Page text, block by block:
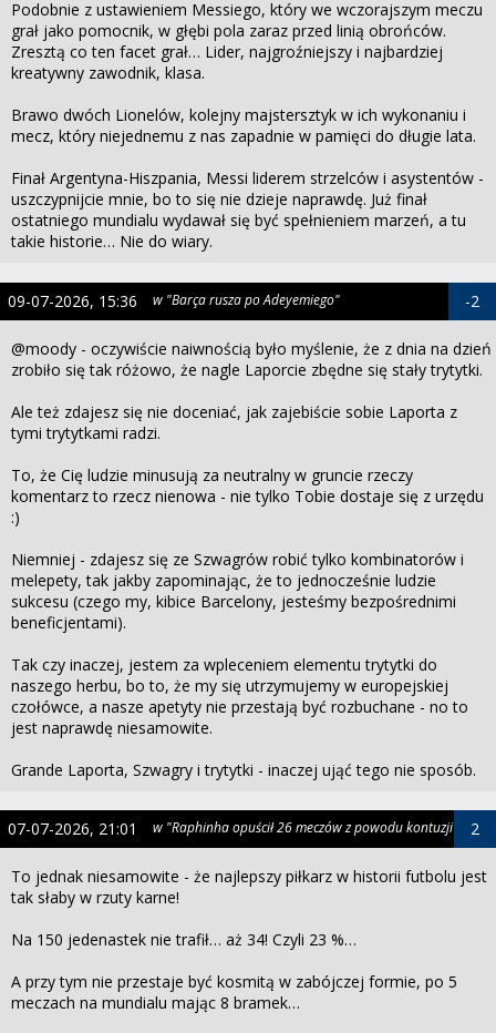
Podobnie z ustawieniem Messiego, który we wczorajszym meczu
grał jako pomocnik, w głębi pola zaraz przed linią obrońców.
Zresztą co ten facet grał… Lider, najgroźniejszy i najbardziej
kreatywny zawodnik, klasa.
Brawo dwóch Lionelów, kolejny majstersztyk w ich wykonaniu i
mecz, który niejednemu z nas zapadnie w pamięci do długie lata.
Finał Argentyna-Hiszpania, Messi liderem strzelców i asystentów -
uszczypnijcie mnie, bo to się nie dzieje naprawdę. Już finał
ostatniego mundialu wydawał się być spełnieniem marzeń, a tu
takie historie… Nie do wiary.
@moody - oczywiście naiwnością było myślenie, że z dnia na dzień
zrobiło się tak różowo, że nagle Laporcie zbędne się stały trytytki.
Ale też zdajesz się nie doceniać, jak zajebiście sobie Laporta z
tymi trytytkami radzi.
To, że Cię ludzie minusują za neutralny w gruncie rzeczy
komentarz to rzecz nienowa - nie tylko Tobie dostaje się z urzędu
:)
Niemniej - zdajesz się ze Szwagrów robić tylko kombinatorów i
melepety, tak jakby zapominając, że to jednocześnie ludzie
sukcesu (czego my, kibice Barcelony, jesteśmy bezpośrednimi
beneficjentami).
Tak czy inaczej, jestem za wpleceniem elementu trytytki do
naszego herbu, bo to, że my się utrzymujemy w europejskiej
czołówce, a nasze apetyty nie przestają być rozbuchane - no to
jest naprawdę niesamowite.
Grande Laporta, Szwagry i trytytki - inaczej ująć tego nie sposób.
09-07-2026, 15:36 w "Barça rusza po Adeyemiego" -2
To jednak niesamowite - że najlepszy piłkarz w historii futbolu jest
tak słaby w rzuty karne!
Na 150 jedenastek nie trafił… aż 34! Czyli 23 %…
A przy tym nie przestaje być kosmitą w zabójczej formie, po 5
meczach na mundialu mając 8 bramek…
07-07-2026, 21:01 w "Raphinha opuścił 26 meczów z powodu kontuzji" 2